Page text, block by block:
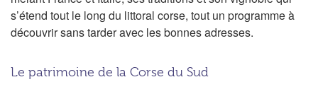
s’étend tout le long du littoral corse, tout un programme à
découvrir sans tarder avec les bonnes adresses.
Le patrimoine de la Corse du Sud